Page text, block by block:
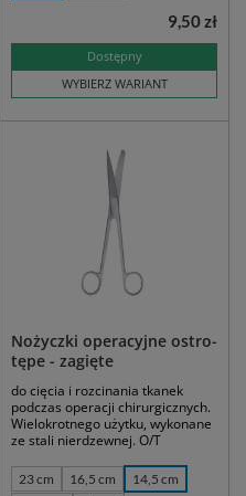
Dostępny
WYBIERZ WARIANT
9,50 zł
Nożyczki operacyjne ostro-
tępe - zagięte
do cięcia i rozcinania tkanek
podczas operacji chirurgicznych.
Wielokrotnego użytku, wykonane
ze stali nierdzewnej. O/T
23 cm 16,5 cm
14,5 cm